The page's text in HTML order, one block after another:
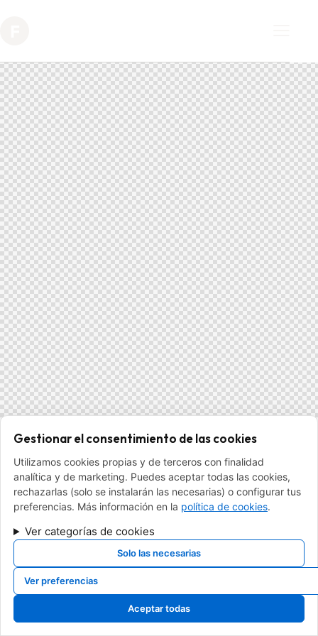
Gestionar el consentimiento de las cookies
Utilizamos cookies propias y de terceros con finalidad
analítica y de marketing. Puedes aceptar todas las cookies,
rechazarlas (solo se instalarán las necesarias) o configurar tus
preferencias. Más información en la política de cookies.
Ver categorías de cookies
Solo las necesarias
Ver preferencias
Aceptar todas